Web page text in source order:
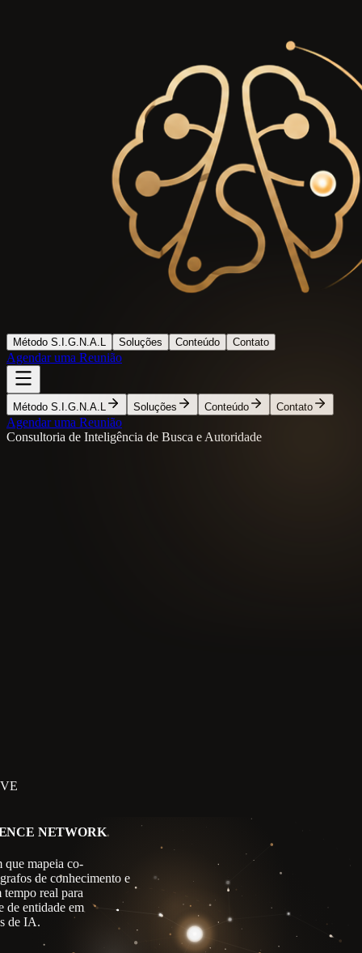
Método S.I.G.N.A.L Soluções Conteúdo Contato
Agendar uma Reunião
Método S.I.G.N.A.L Soluções Conteúdo Contato
Agendar uma Reunião
Consultoria de Inteligência de Busca e Autoridade
NETWORK
que mapeia co-
de conhecimento e
tempo real para
de entidade em
de IA.